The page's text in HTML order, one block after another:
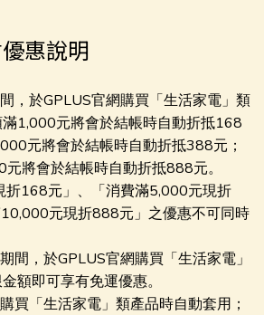
惠說明
，於GPLUS官網購買「生活家電」類
1,000元將會於結帳時自動折抵168
元將會於結帳時自動折抵388元；
將會於結帳時自動折抵888元。
折168元」、「消費滿5,000元現折
元現折888元」之優惠不可同時
間，於GPLUS官網購買「生活家電」
額即可享有免運優惠。
買「生活家電」類產品時自動套用；